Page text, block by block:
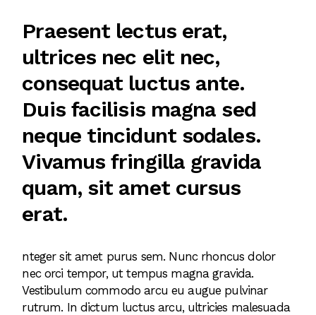
Praesent lectus erat,
ultrices nec elit nec,
consequat luctus ante.
Duis facilisis magna sed
neque tincidunt sodales.
Vivamus fringilla gravida
quam, sit amet cursus
erat.
nteger sit amet purus sem. Nunc rhoncus dolor
nec orci tempor, ut tempus magna gravida.
Vestibulum commodo arcu eu augue pulvinar
rutrum. In dictum luctus arcu, ultricies malesuada